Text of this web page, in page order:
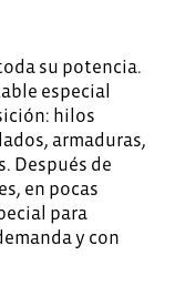
su potencia.
especial
hilos
armaduras,
Después de
en pocas
para
y con